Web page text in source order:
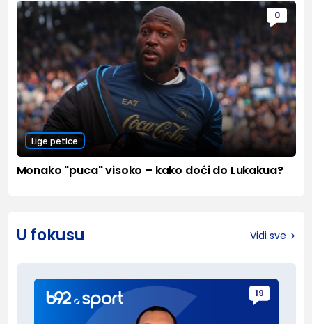
0
Lige petice
Monako "puca" visoko – kako doći do Lukakua?
U fokusu Vidi sve
19